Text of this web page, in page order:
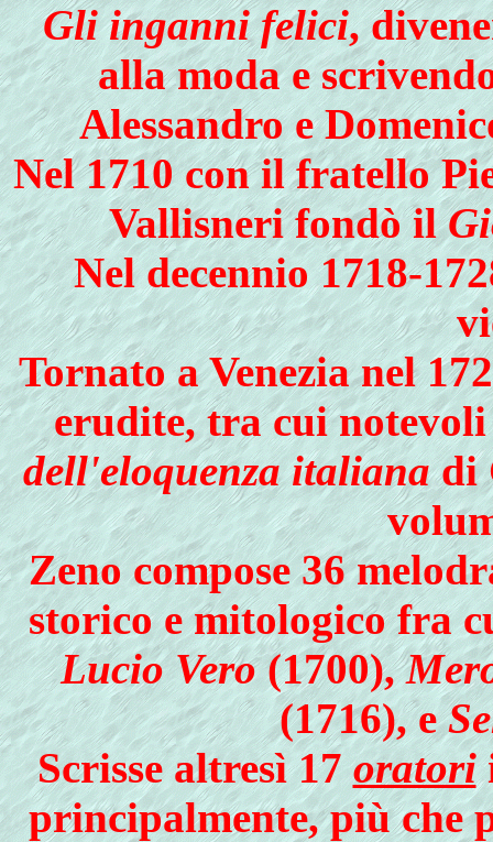
Gli inganni felici,
alla moda e
Alessandro e
Nel 1710 con il fratello
Vallisneri fondò il
Nel decennio 1718-
Tornato a Venezia nel
erudite, tra cui
dell'eloquenza italianadi
Zeno compose 36
storico e mitologico fra
Lucio Vero(1700),
(1716), e
Scrisse altresì 17oratori
principalmente, più che